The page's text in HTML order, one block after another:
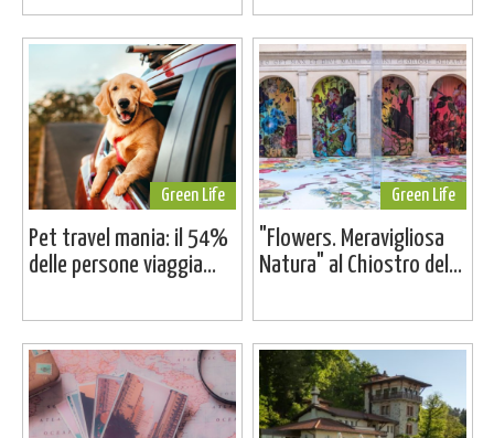
Green Life
Pet travel mania: il 54%
delle persone viaggia...
Green Life
"Flowers. Meravigliosa
Natura" al Chiostro del...